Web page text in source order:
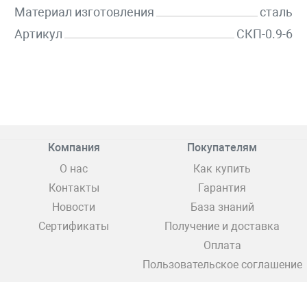
Материал изготовления
сталь
Артикул
СКП-0.9-6
Компания
О нас
Контакты
Новости
Сертификаты
Покупателям
Как купить
Гарантия
База знаний
Получение и доставка
Оплата
Пользовательское соглашение